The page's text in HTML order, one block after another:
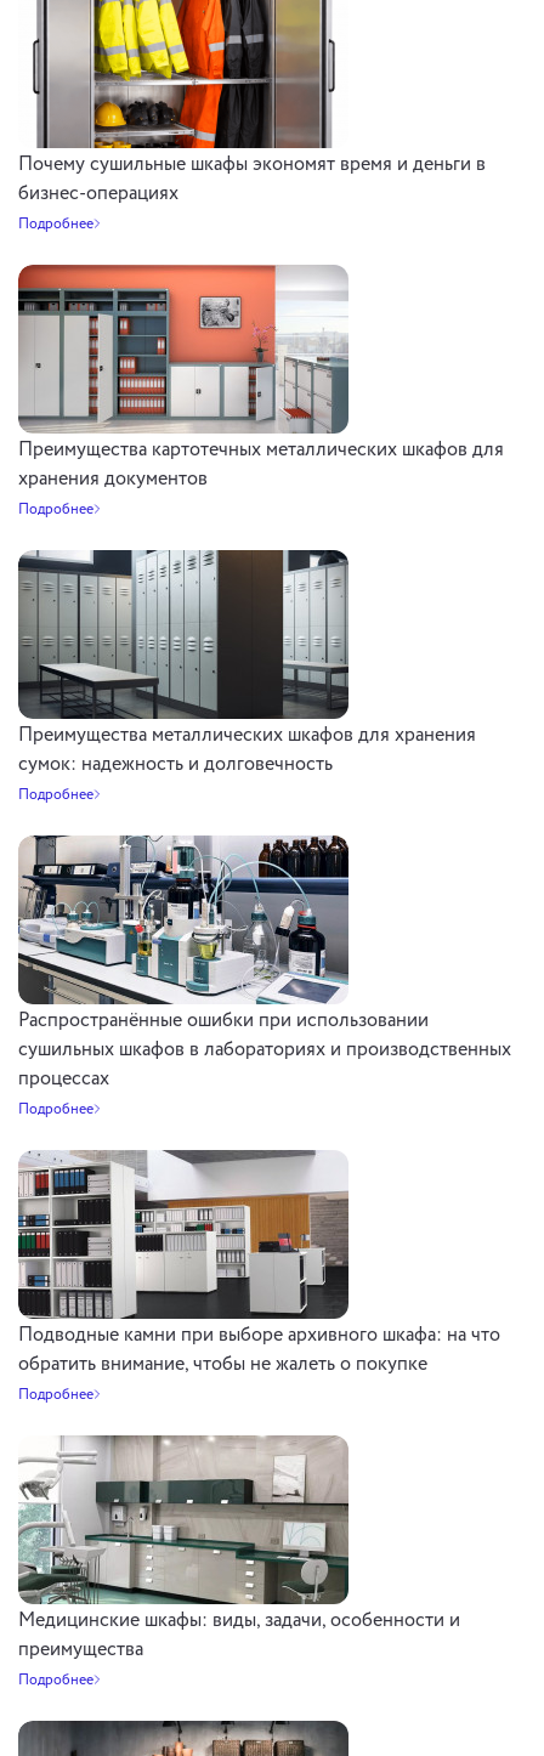
Почему сушильные шкафы экономят время и деньги в
бизнес-операциях
Подробнее
Преимущества картотечных металлических шкафов для
хранения документов
Подробнее
Преимущества металлических шкафов для хранения
сумок: надежность и долговечность
Подробнее
Распространённые ошибки при использовании
сушильных шкафов в лабораториях и производственных
процессах
Подробнее
Подводные камни при выборе архивного шкафа: на что
обратить внимание, чтобы не жалеть о покупке
Подробнее
Медицинские шкафы: виды, задачи, особенности и
преимущества
Подробнее